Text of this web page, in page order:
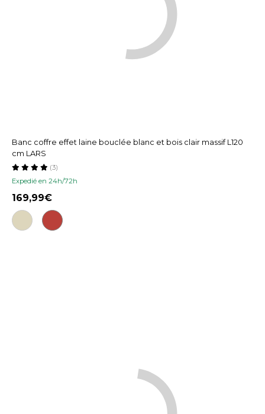
Banc coffre effet laine bouclée blanc et bois clair massif L120
cm LARS
Expedié en 24h/72h
(3)
169,99